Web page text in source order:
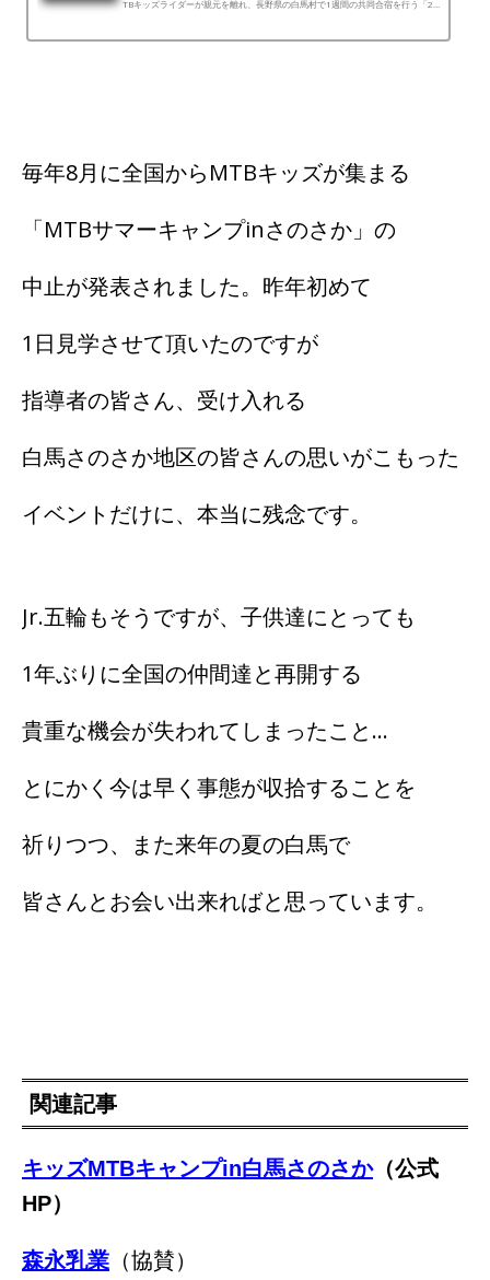
TBキッズライダーが親元を離れ、長野県の白馬村で1週間の共同合宿を行う「20
毎年8月に全国からMTBキッズが集まる
「MTBサマーキャンプinさのさか」の
中止が発表されました。昨年初めて
1日見学させて頂いたのですが
指導者の皆さん、受け入れる
白馬さのさか地区の皆さんの思いがこもった
イベントだけに、本当に残念です。
Jr.五輪もそうですが、子供達にとっても
1年ぶりに全国の仲間達と再開する
貴重な機会が失われてしまったこと…
とにかく今は早く事態が収拾することを
祈りつつ、また来年の夏の白馬で
皆さんとお会い出来ればと思っています。
関連記事
キッズMTBキャンプin白馬さのさか（公式
HP）
森永乳業 （協賛）